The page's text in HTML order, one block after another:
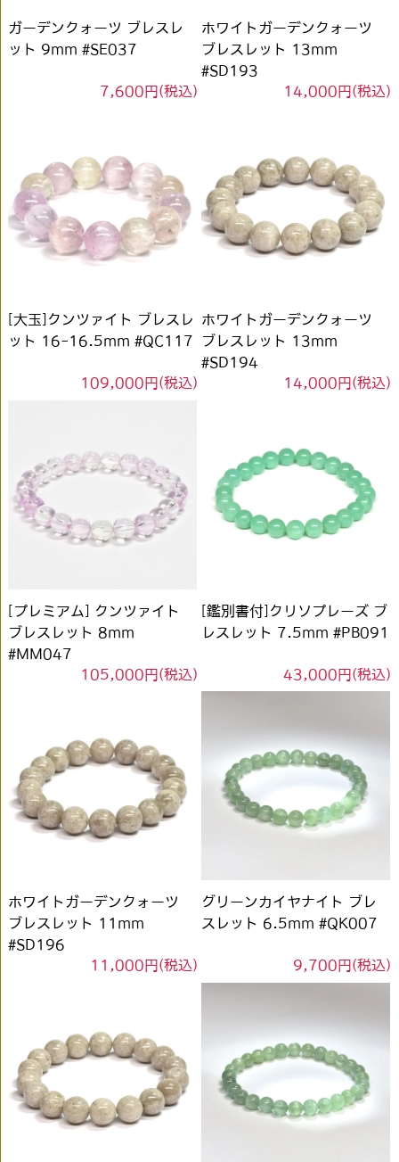
ガーデンクォーツ ブレスレ
ット 9mm #SE037
7,600円(税込)
ホワイトガーデンクォーツ
ブレスレット 13mm
#SD193
14,000円(税込)
[大玉]クンツァイト ブレスレ
ット 16-16.5mm #QC117
109,000円(税込)
ホワイトガーデンクォーツ
ブレスレット 13mm
#SD194
14,000円(税込)
[プレミアム] クンツァイト
ブレスレット 8mm
#MM047
105,000円(税込)
[鑑別書付]クリソプレーズ ブ
レスレット 7.5mm #PB091
43,000円(税込)
ホワイトガーデンクォーツ
ブレスレット 11mm
#SD196
11,000円(税込)
グリーンカイヤナイト ブレ
スレット 6.5mm #QK007
9,700円(税込)